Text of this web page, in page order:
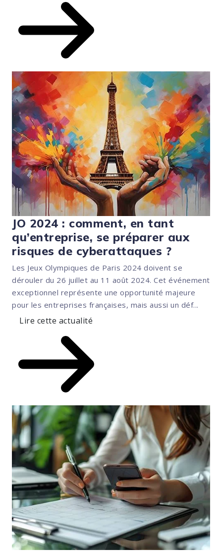
JO 2024 : comment, en tant
qu’entreprise, se préparer aux
risques de cyberattaques ?
Les Jeux Olympiques de Paris 2024 doivent se
dérouler du 26 juillet au 11 août 2024. Cet événement
exceptionnel représente une opportunité majeure
pour les entreprises françaises, mais aussi un déf...
Lire cette actualité